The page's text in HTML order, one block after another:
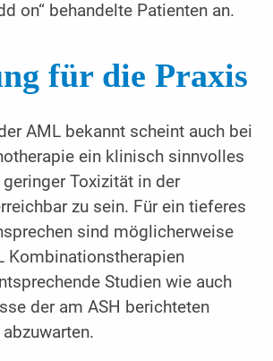
on“ behandelte Patienten an.
für die Praxis
AML bekannt scheint auch bei
ein klinisch sinnvolles
Toxizität in der
zu sein. Für ein tieferes
sind möglicherweise
Kombinationstherapien
Studien wie auch
der am ASH berichteten